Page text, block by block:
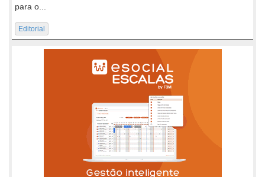
para o...
Editorial